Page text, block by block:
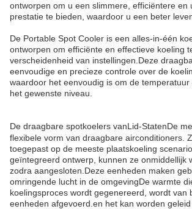
ontworpen om u een slimmere, efficiëntere en
prestatie te bieden, waardoor u een beter
De Portable Spot Cooler is een alles-in-één
ontworpen om efficiënte en effectieve koeling
verscheidenheid van instellingen.Deze
eenvoudige en precieze controle over de
waardoor het eenvoudig is om de
het gewenste niveau.
De draagbare spotkoelers vanLid-StatenDe
flexibele vorm van draagbare airconditioners.
toegepast op de meeste plaatskoeling
geïntegreerd ontwerp, kunnen ze onmiddellijk
zodra aangesloten.Deze eenheden maken
omringende lucht in de omgevingDe warmte
koelingsproces wordt gegenereerd, wordt van
eenheden afgevoerd.en het kan worden